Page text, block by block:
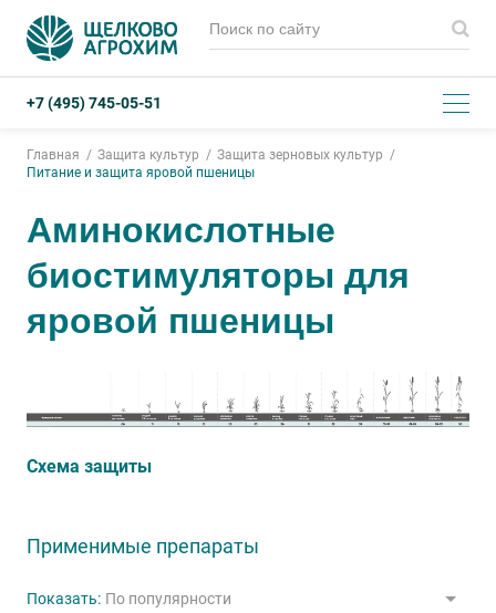
+7 (495) 745-05-51
Главная Защита культур
Защита зерновых культур
Питание и защита яровой пшеницы
Аминокислотные
биостимуляторы для
яровой пшеницы
Схема защиты
Применимые препараты
Показать: По популярности